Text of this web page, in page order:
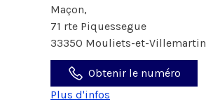
Maçon,
71 rte Piquessegue
33350 Mouliets-et-Villemartin
Obtenir le numéro
Plus d'infos